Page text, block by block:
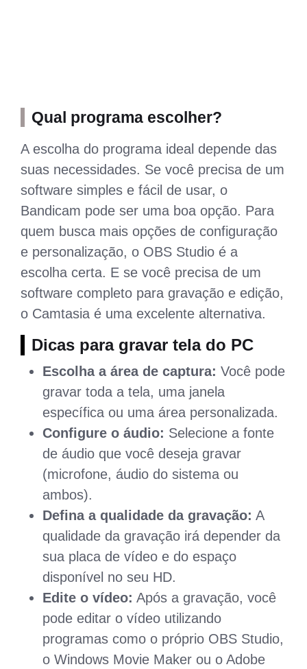
Qual programa escolher?
A escolha do programa ideal depende das
suas necessidades. Se você precisa de um
software simples e fácil de usar, o
Bandicam pode ser uma boa opção. Para
quem busca mais opções de configuração
e personalização, o OBS Studio é a
escolha certa. E se você precisa de um
software completo para gravação e edição,
o Camtasia é uma excelente alternativa.
Dicas para gravar tela do PC
Escolha a área de captura: Você pode
gravar toda a tela, uma janela
específica ou uma área personalizada.
Configure o áudio: Selecione a fonte
de áudio que você deseja gravar
(microfone, áudio do sistema ou
ambos).
Defina a qualidade da gravação: A
qualidade da gravação irá depender da
sua placa de vídeo e do espaço
disponível no seu HD.
Edite o vídeo: Após a gravação, você
pode editar o vídeo utilizando
programas como o próprio OBS Studio,
o Windows Movie Maker ou o Adobe